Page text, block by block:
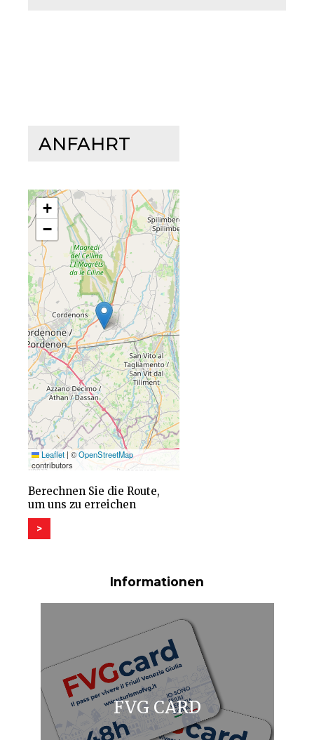
ANFAHRT
+
−
Leaflet |©OpenStreetMap
contributors
Berechnen Sie die Route,
um uns zu erreichen
>
Informationen
FVG CARD